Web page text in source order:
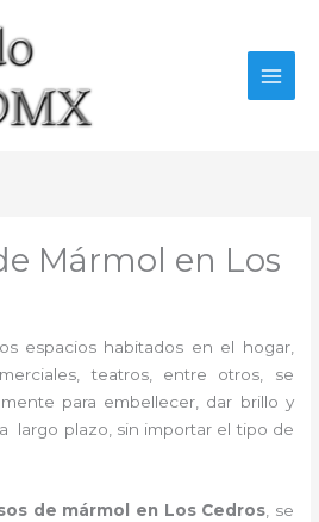
Mármol en Los
espacios habitados en el hogar,
teatros, entre otros, se
para embellecer, dar brillo y
largo plazo, sin importar el tipo de
de mármol en Los Cedros , se